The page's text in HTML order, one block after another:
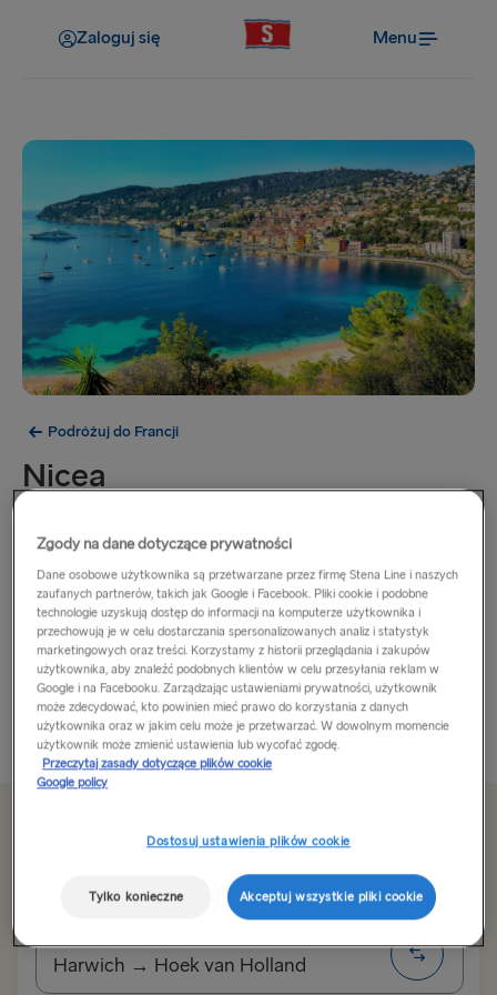
Zaloguj się Menu
Podróżuj do Francji
Nicea
Dzięki kilometrom linii brzegowej Nicea zapewni Ci
Bogactwo historii, kultury i pysznego jedzenia – to
wszystko znajdziesz w tym mieście
Wybierz się na spacer Promenade des Anglais –
najsłynniejszą ulicą wzdłuż...
Przeczytaj więcej
Harwich → Hoek van Holland
Zgody na dane dotyczące prywatności
Dane osobowe użytkownika są przetwarzane przez firmę Stena Line i naszych
zaufanych partnerów, takich jak Google i Facebook. Pliki cookie i podobne
technologie uzyskują dostęp do informacji na komputerze użytkownika i
przechowują je w celu dostarczania spersonalizowanych analiz i statystyk
marketingowych oraz treści. Korzystamy z historii przeglądania i zakupów
użytkownika, aby znaleźć podobnych klientów w celu przesyłania reklam w
Google i na Facebooku. Zarządzając ustawieniami prywatności, użytkownik
może zdecydować, kto powinien mieć prawo do korzystania z danych
użytkownika oraz w jakim celu może je przetwarzać. W dowolnym momencie
użytkownik może zmienić ustawienia lub wycofać zgodę.
Przeczytaj zasady dotyczące plików cookie
Google policy
Dostosuj ustawienia plików cookie
Tylko konieczne Akceptuj wszystkie pliki cookie